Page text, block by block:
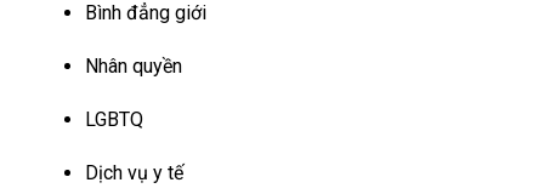
Bình đẳng giới
Nhân quyền
LGBTQ
Dịch vụ y tế